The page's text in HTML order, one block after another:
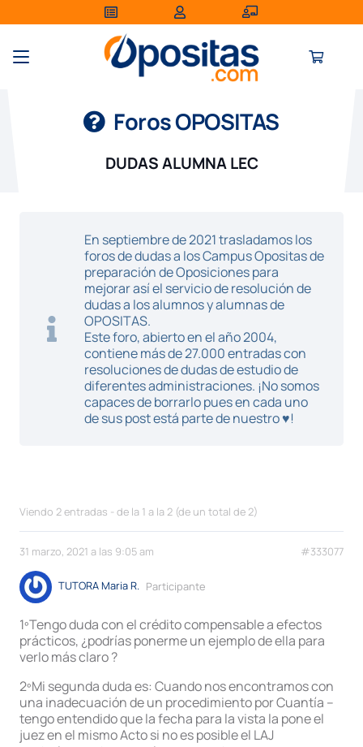
Foros OPOSITAS
DUDAS ALUMNA LEC
En septiembre de 2021 trasladamos los
foros de dudas a los Campus Opositas de
preparación de Oposiciones para
mejorar así el servicio de resolución de
dudas a los alumnos y alumnas de
OPOSITAS.
Este foro, abierto en el año 2004,
contiene más de 27.000 entradas con
resoluciones de dudas de estudio de
diferentes administraciones. ¡No somos
capaces de borrarlo pues en cada uno
de sus post está parte de nuestro ♥!
Viendo 2 entradas - de la 1 a la 2 (de un total de 2)
31 marzo, 2021 a las 9:05 am #333077
TUTORA Maria R. Participante
1ºTengo duda con el crédito compensable a efectos
prácticos, ¿podrías ponerme un ejemplo de ella para
verlo más claro ?
2ºMi segunda duda es: Cuando nos encontramos con
una inadecuación de un procedimiento por Cuantía –
tengo entendido que la fecha para la vista la pone el
juez en el mismo Acto si no es posible el LAJ